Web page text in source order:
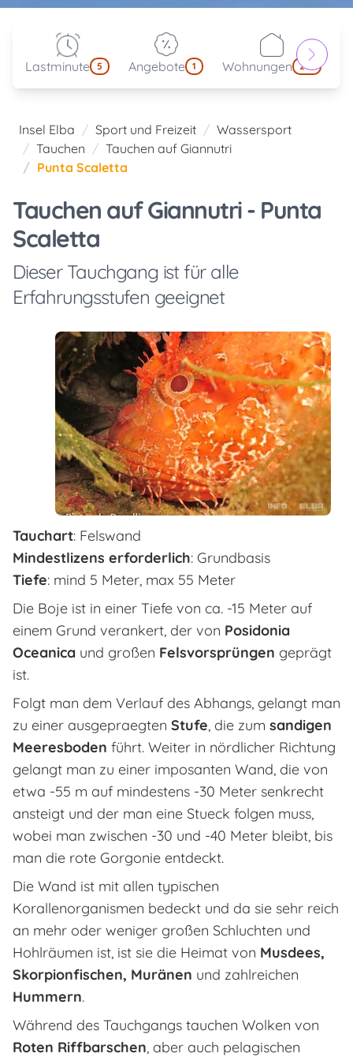
Lastminute 5 Angebote 1 Wohnungen 214
Insel Elba Sport und Freizeit
Wassersport
Tauchen
Tauchen auf Giannutri
Punta Scaletta
Tauchen auf Giannutri - Punta
Scaletta
Dieser Tauchgang ist für alle
Erfahrungsstufen geeignet
Tauchart: Felswand
Mindestlizens erforderlich: Grundbasis
Tiefe: mind 5 Meter, max 55 Meter
Die Boje ist in einer Tiefe von ca. -15 Meter auf
einem Grund verankert, der von Posidonia
Oceanica und großen Felsvorsprüngen geprägt
ist.
Folgt man dem Verlauf des Abhangs, gelangt man
zu einer ausgepraegten Stufe, die zum sandigen
Meeresboden führt. Weiter in nördlicher Richtung
gelangt man zu einer imposanten Wand, die von
etwa -55 m auf mindestens -30 Meter senkrecht
ansteigt und der man eine Stueck folgen muss,
wobei man zwischen -30 und -40 Meter bleibt, bis
man die rote Gorgonie entdeckt.
Die Wand ist mit allen typischen
Korallenorganismen bedeckt und da sie sehr reich
an mehr oder weniger großen Schluchten und
Hohlräumen ist, ist sie die Heimat von Musdees,
Skorpionfischen, Muränen und zahlreichen
Hummern.
Während des Tauchgangs tauchen Wolken von
Roten Riffbarschen, aber auch pelagischen